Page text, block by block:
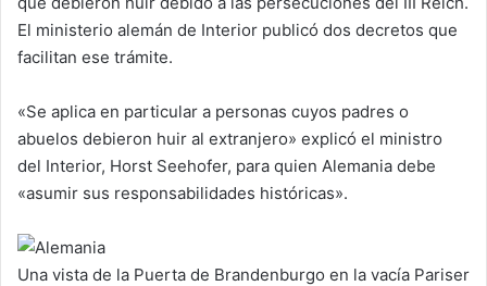
El ministerio alemán de Interior publicó dos decretos que
facilitan ese trámite.
«Se aplica en particular a personas cuyos padres o
abuelos debieron huir al extranjero» explicó el ministro
del Interior, Horst Seehofer, para quien Alemania debe
«asumir sus responsabilidades históricas».
Una vista de la Puerta de Brandenburgo en la vacía Pariser